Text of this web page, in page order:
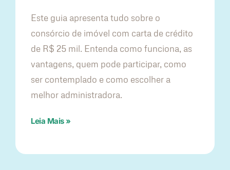
Este guia apresenta tudo sobre o
consórcio de imóvel com carta de crédito
de R$ 25 mil. Entenda como funciona, as
vantagens, quem pode participar, como
ser contemplado e como escolher a
melhor administradora.
Leia Mais »